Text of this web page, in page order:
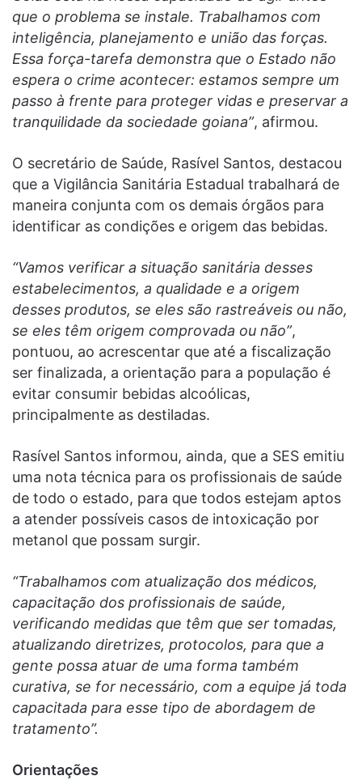
que o problema se instale. Trabalhamos com
inteligência, planejamento e união das forças.
Essa força-tarefa demonstra que o Estado não
espera o crime acontecer: estamos sempre um
passo à frente para proteger vidas e preservar a
tranquilidade da sociedade goiana”, afirmou.
O secretário de Saúde, Rasível Santos, destacou
que a Vigilância Sanitária Estadual trabalhará de
maneira conjunta com os demais órgãos para
identificar as condições e origem das bebidas.
“Vamos verificar a situação sanitária desses
estabelecimentos, a qualidade e a origem
desses produtos, se eles são rastreáveis ou não,
se eles têm origem comprovada ou não”,
pontuou, ao acrescentar que até a fiscalização
ser finalizada, a orientação para a população é
evitar consumir bebidas alcoólicas,
principalmente as destiladas.
Rasível Santos informou, ainda, que a SES emitiu
uma nota técnica para os profissionais de saúde
de todo o estado, para que todos estejam aptos
a atender possíveis casos de intoxicação por
metanol que possam surgir.
“Trabalhamos com atualização dos médicos,
capacitação dos profissionais de saúde,
verificando medidas que têm que ser tomadas,
atualizando diretrizes, protocolos, para que a
gente possa atuar de uma forma também
curativa, se for necessário, com a equipe já toda
capacitada para esse tipo de abordagem de
tratamento”.
Orientações